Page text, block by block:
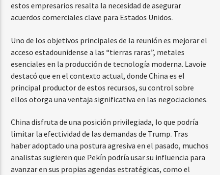
estos empresarios resalta la necesidad de asegurar
acuerdos comerciales clave para Estados Unidos.
Uno de los objetivos principales de la reunión es mejorar el
acceso estadounidense a las “tierras raras”, metales
esenciales en la producción de tecnología moderna. Lavoie
destacó que en el contexto actual, donde China es el
principal productor de estos recursos, su control sobre
ellos otorga una ventaja significativa en las negociaciones.
China disfruta de una posición privilegiada, lo que podría
limitar la efectividad de las demandas de Trump. Tras
haber adoptado una postura agresiva en el pasado, muchos
analistas sugieren que Pekín podría usar su influencia para
avanzar en sus propias agendas estratégicas, como el